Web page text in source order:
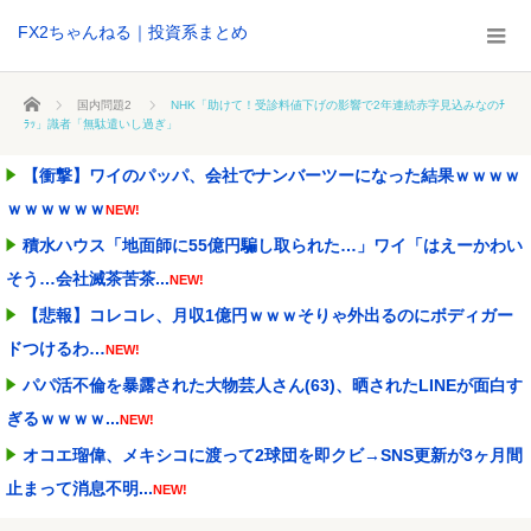
FX2ちゃんねる｜投資系まとめ
ホーム 国内問題2
NHK「助けて！受診料値下げの影響で2年連続赤字見込みなのﾁ
ﾗｯ」識者「無駄遣いし過ぎ」
【衝撃】ワイのパッパ、会社でナンバーツーになった結果ｗｗｗｗ
ｗｗｗｗｗｗNEW!
積水ハウス「地面師に55億円騙し取られた…」ワイ「はえーかわい
そう…会社滅茶苦茶...NEW!
【悲報】コレコレ、月収1億円ｗｗｗそりゃ外出るのにボディガー
ドつけるわ…NEW!
パパ活不倫を暴露された大物芸人さん(63)、晒されたLINEが面白す
ぎるｗｗｗｗ...NEW!
オコエ瑠偉、メキシコに渡って2球団を即クビ→SNS更新が3ヶ月間
止まって消息不明...NEW!